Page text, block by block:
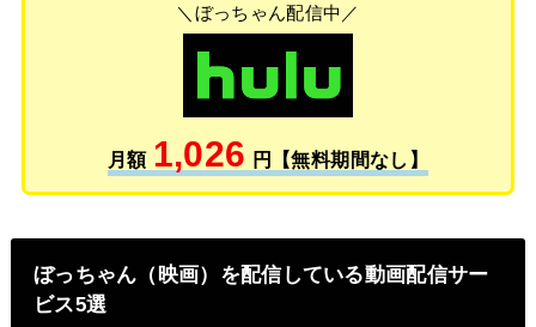
＼ぼっちゃん配信中／
月額 1,026 円【無料期間なし】
ぼっちゃん（映画）を配信している動画配信サー
ビス5選